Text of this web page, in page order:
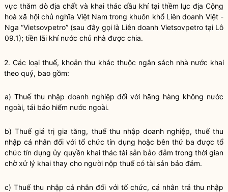
vực thăm dò địa chất và khai thác dầu khí tại thềm lục địa Cộng
hoà xã hội chủ nghĩa Việt Nam trong khuôn khổ Liên doanh Việt -
Nga “Vietsovpetro” (sau đây gọi là Liên doanh Vietsovpetro tại Lô
09.1); tiền lãi khí nước chủ nhà được chia.
2. Các loại thuế, khoản thu khác thuộc ngân sách nhà nước khai
theo quý, bao gồm:
a) Thuếthu nhập doanh nghiệp đối với hãng hàng không nước
ngoài, tái bảo hiểm nước ngoài.
b)Thuếgiá trị gia tăng, thuếthu nhập doanh nghiệp, thuếthu
nhập cá nhân đối với tổ chức tín dụng hoặc bên thứ ba được tổ
chức tín dụng ủy quyềnkhai thác tài sản bảo đảm trong thời gian
chờ xử lý khai thay cho người nộp thuếcó tài sản bảo đảm.
c)Thuếthu nhập cá nhân đối với tổ chức, cá nhân trả thu nhập